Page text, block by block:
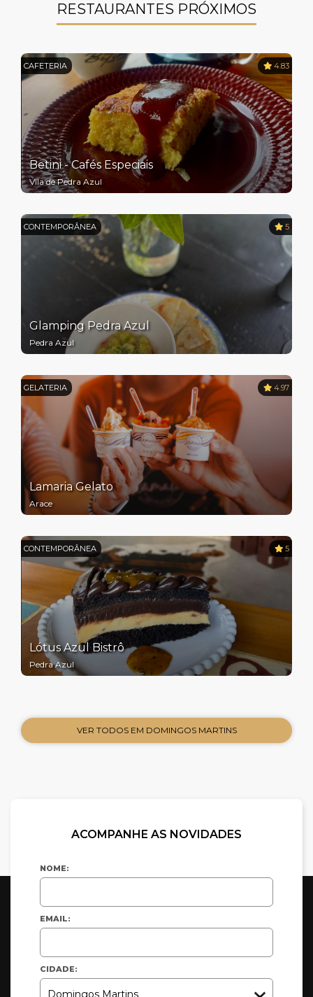
RESTAURANTES PRÓXIMOS
CAFETERIA 4.83
Betini - Cafés Especiais
Vila de Pedra Azul
CONTEMPORÂNEA 5
Glamping Pedra Azul
Pedra Azul
GELATERIA 4.97
Lamaria Gelato
Arace
CONTEMPORÂNEA 5
Lótus Azul Bistrô
Pedra Azul
VER TODOS EM DOMINGOS MARTINS
ACOMPANHE AS NOVIDADES
NOME:
EMAIL:
CIDADE: